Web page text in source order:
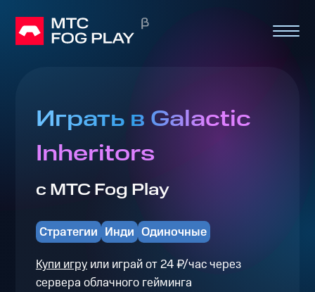
Играть в Galactic
Inheritors
с МТС Fog Play
Стратегии Инди Одиночные
Купи игруили играй от 24 ₽/час через
сервера облачного гейминга